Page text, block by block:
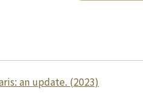
an update. (2023)